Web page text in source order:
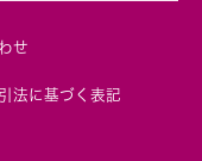
せ
法に基づく表記